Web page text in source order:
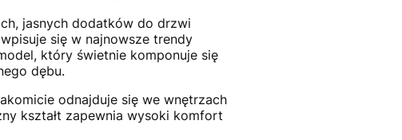
jasnych dodatków do drzwi
się w najnowsze trendy
który świetnie komponuje się
dębu.
odnajduje się we wnętrzach
kształt zapewnia wysoki komfort